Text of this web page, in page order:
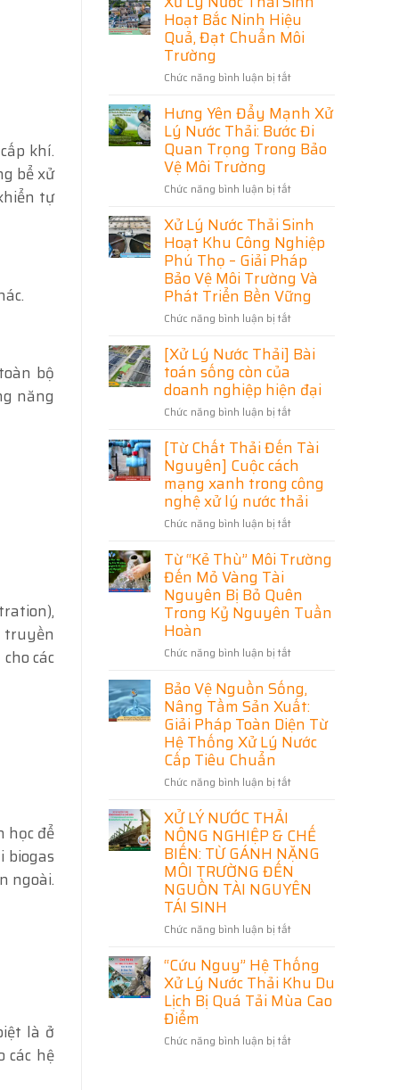
khí.
bể xử
tự
bộ
năng
truyền
các
học để
biogas
ngoài.
là ở
các hệ
Đạt
Chuẩn,
Tối
Ưu
Chi
Phí
Giải
Pháp
Tối
Nghiệp
Và
Khu
Dân
Nước
Thải
Thái
–
Giải
Pháp
Đạt
Tối
Ưu
Chi
Phí
Hoạt Bắc Ninh Hiệu
Quả, Đạt Chuẩn Môi
Trường
Chức năng bình luận bị tắt
Lý
Nước
Thải
Sinh
Hiệu
Quả,
Đạt
Chuẩn
Môi
Trường
Hưng Yên Đẩy Mạnh Xử
Lý Nước Thải: Bước Đi
Quan Trọng Trong Bảo
Vệ Môi Trường
Chức năng bình luận bị tắt
Yên
Đẩy
Mạnh
Xử
Lý
Nước
Đi
Trọng
Trong
Môi
Trường
Xử Lý Nước Thải Sinh
Hoạt Khu Công Nghiệp
Phú Thọ – Giải Pháp
Bảo Vệ Môi Trường Và
Phát Triển Bền Vững
Chức năng bình luận bị tắt
Lý
Thải
Sinh
Công
Nghiệp
Phú
Thọ
–
Bảo
Môi
Trường
Và
Vững
[Xử Lý Nước Thải] Bài
toán sống còn của
doanh nghiệp hiện đại
Chức năng bình luận bị tắt
Lý
Nước
Thải]
Bài
toán
của
nghiệp
hiện
đại
[Từ Chất Thải Đến Tài
Nguyên] Cuộc cách
mạng xanh trong công
nghệ xử lý nước thải
Chức năng bình luận bị tắt
Chất
Tài
Nguyên]
xanh
trong
công
nghệ
xử
Từ “Kẻ Thù” Môi Trường
Đến Mỏ Vàng Tài
Nguyên Bị Bỏ Quên
Trong Kỷ Nguyên Tuần
Hoàn
Chức năng bình luận bị tắt
“Kẻ
Thù”
Môi
Trường
Đến
Bị
Bỏ
Quên
Trong
Kỷ
Bảo Vệ Nguồn Sống,
Nâng Tầm Sản Xuất:
Giải Pháp Toàn Diện Từ
Hệ Thống Xử Lý Nước
Cấp Tiêu Chuẩn
Chức năng bình luận bị tắt
Nguồn
Sống,
Nâng
Tầm
Sản
Toàn
Diện
Từ
Hệ
XỬ LÝ NƯỚC THẢI
NÔNG NGHIỆP & CHẾ
BIẾN: TỪ GÁNH NẶNG
MÔI TRƯỜNG ĐẾN
NGUỒN TÀI NGUYÊN
TÁI SINH
Chức năng bình luận bị tắt
LÝ
NƯỚC
THẢI
NÔNG
“Cứu Nguy” Hệ Thống
Xử Lý Nước Thải Khu Du
Lịch Bị Quá Tải Mùa Cao
Điểm
Chức năng bình luận bị tắt